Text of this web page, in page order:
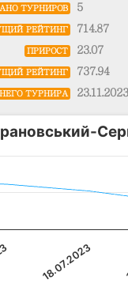
ТУРНИРОВ 5
РЕЙТИНГ 714.87
ПРИРОСТ 23.07
РЕЙТИНГ 737.94
ТУРНИРА 23.11.2023
18.07.2023